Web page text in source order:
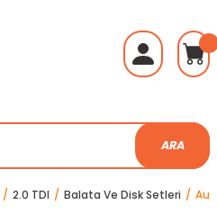
ARA
2.0 TDI Balata Ve Disk Setleri